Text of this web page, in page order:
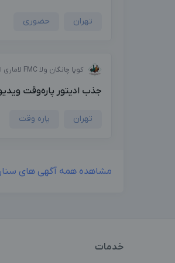
تهران حضوری
کوپا چانگان ولا FMC لاماری اریو جیلی SWM | بابا پارت
جذب ادیتور پاره‌وقت
تهران پاره وقت
مشاهده همه آگهی های
خدمات